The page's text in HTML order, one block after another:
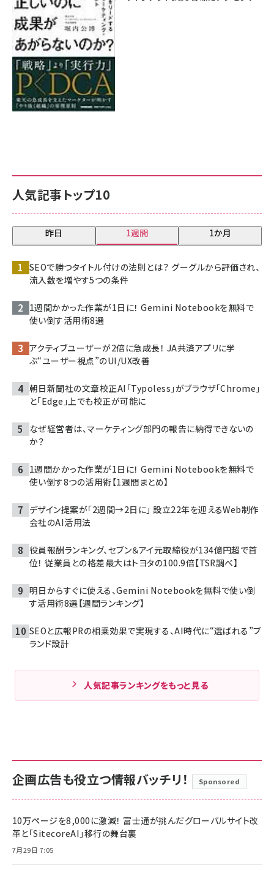
人気記事トップ10
昨日 1週間 1か月
SEOで勝つタイトル付けの法則とは？ グーグルから評価され、
流入数を増やす5つの条件
1週間かかった作業が1日に！ Gemini Notebookを無料で
使い倒す活用術8選
アクティブユーザーが2倍に急成長！ JA共済アプリに学
ぶ“ユーザー視点”のUI/UX改善
朝日新聞社の文章校正AI「Typoless」がブラウザ「Chrome」
と「Edge」上でも校正が可能に
なぜ経営者は、マーケティング部門の報告に納得できないの
か？
1週間かかった作業が1日に！ Gemini Notebookを無料で
使い倒す8つの活用術【1週間まとめ】
デザイン提案が「2週間→2日に」 設立22年を迎えるWeb制作
会社のAI活用法
役員報酬ランキング、セブン＆アイ元取締役が134億円超で首
位！ 従業員との格差最大はトヨタの100.9倍【TSR調べ】
明日からすぐに使える、Gemini Notebookを無料で使い倒
す活用術8選【週間ランキング】
SEOと広報PRの相乗効果で実現する、AI時代に“選ばれる”ブ
ランド設計
人気記事ランキングをもっと見る
8月7日 10:00
企画広告も役立つ情報バッチリ！ Sponsored
10万ページを8,000に激減！ 富士通が挑んだグローバルサイト改
革と「SitecoreAI」移行の舞台裏
7月29日 7:05